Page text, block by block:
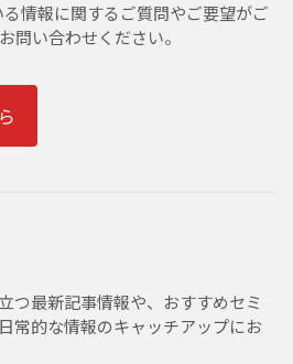
情報に関するご質問やご要望がご
問い合わせください。
つ最新記事情報や、おすすめセミ
常的な情報のキャッチアップにお